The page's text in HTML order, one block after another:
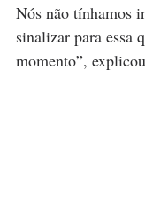
Nós não tínhamos
sinalizar para essa
momento”,